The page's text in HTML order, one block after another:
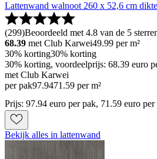
Lattenwand walnoot 260 x 52,6 cm
(299)Beoordeeld met 4.8 van de 5
68.39 met Club Karwei49.99 per m²
30% korting30% korting
30% korting, voordeelprijs: 68.39 euro
met Club Karwei
per pak97.9471.59 per m²
Prijs: 97.94 euro per pak, 71.59 euro per
Bekijk alles in lattenwand